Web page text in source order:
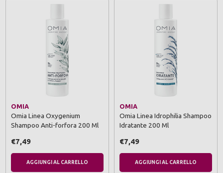
OMIA
Omia Linea Oxygenium
Shampoo Anti-forfora 200 Ml
€7,49
AGGIUNGI AL CARRELLO
OMIA
Omia Linea Idrophilia Shampoo
Idratante 200 Ml
€7,49
AGGIUNGI AL CARRELLO